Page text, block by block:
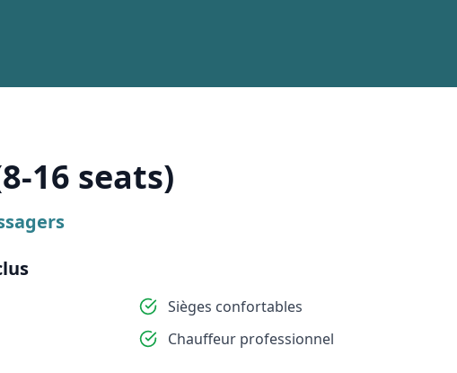
16 seats)
Sièges confortables
Chauffeur professionnel